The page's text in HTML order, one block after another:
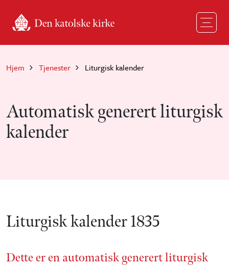
Hjem Tjenester Liturgisk kalender
Automatisk generert liturgisk
kalender
Liturgisk kalender 1835
Dette er en automatisk generert liturgisk